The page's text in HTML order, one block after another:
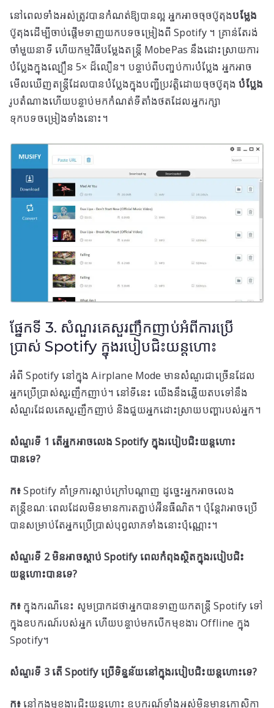
នៅពេល​ទាំងអស់​ត្រូវ​បាន​កំណត់​ឱ្យ​បាន​ល្អ អ្នក​អាច​ចុច​ប៊ូតុង​បម្លែង
ប៊ូតុងដើម្បីចាប់ផ្តើមទាញយកបទចម្រៀងពី Spotify ។ គ្រាន់តែរង់
ចាំមួយនាទី ហើយកម្មវិធីបម្លែងតន្ត្រី MobePas នឹងដោះស្រាយការ
បំប្លែងក្នុងល្បឿន 5× ដ៏លឿន។ បន្ទាប់​ពី​បញ្ចប់​ការ​បំប្លែង អ្នក​អាច​
មើល​ឃើញ​តន្ត្រី​ដែល​បាន​បំប្លែង​ក្នុង​បញ្ជី​ប្រវត្តិ​ដោយ​ចុច​ប៊ូតុងបំប្លែង
រូបតំណាងហើយបន្ទាប់មកកំណត់ទីតាំងថតដែលអ្នករក្សា
ទុកបទចម្រៀងទាំងនោះ។
ផ្នែកទី 3. សំណួរគេសួរញឹកញាប់អំពីការប្រើ
ប្រាស់ Spotify ក្នុងរបៀបជិះយន្តហោះ
អំពី Spotify នៅក្នុង Airplane Mode មានសំណួរជាច្រើនដែល
អ្នកប្រើប្រាស់សួរញឹកញាប់។ នៅទីនេះ យើងនឹងឆ្លើយតបទៅនឹង
សំណួរដែលគេសួរញឹកញាប់ និងជួយអ្នកដោះស្រាយបញ្ហារបស់អ្នក។
សំណួរទី 1 តើអ្នកអាចលេង Spotify ក្នុងរបៀបជិះយន្តហោះ
បានទេ?
ក៖Spotify គាំទ្រការស្តាប់ក្រៅបណ្តាញ ដូច្នេះអ្នកអាចលេង
តន្ត្រីខណៈពេលដែលមិនមានការតភ្ជាប់អ៊ីនធឺណិត។ ប៉ុន្តែវាអាចប្រើ
បានសម្រាប់តែអ្នកប្រើប្រាស់បុព្វលាភទាំងនោះប៉ុណ្ណោះ។
សំណួរទី 2 មិនអាចស្តាប់ Spotify ពេលកំពុងស្ថិតក្នុងរបៀបជិះ
យន្តហោះបានទេ?
ក៖ ក្នុង​ករណី​នេះ សូម​ប្រាកដ​ថា​អ្នក​បាន​ទាញ​យក​តន្ត្រី Spotify ទៅ​
ក្នុង​ឧបករណ៍​របស់​អ្នក ហើយ​បន្ទាប់​មក​បើក​មុខងារ Offline ក្នុង
Spotify។
សំណួរទី 3 តើ Spotify ប្រើទិន្នន័យនៅក្នុងរបៀបជិះយន្តហោះទេ?
ក៖នៅក្នុងមុខងារជិះយន្តហោះ ឧបករណ៍ទាំងអស់មិនមានកោសិកា